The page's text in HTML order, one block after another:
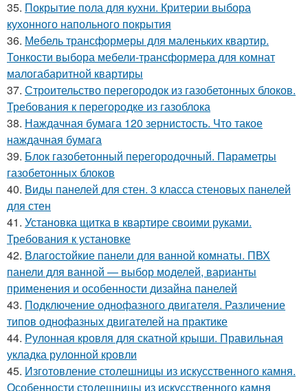
35. Покрытие пола для кухни. Критерии выбора
кухонного напольного покрытия
36. Мебель трансформеры для маленьких квартир.
Тонкости выбора мебели-трансформера для комнат
малогабаритной квартиры
37. Строительство перегородок из газобетонных блоков.
Требования к перегородке из газоблока
38. Наждачная бумага 120 зернистость. Что такое
наждачная бумага
39. Блок газобетонный перегородочный. Параметры
газобетонных блоков
40. Виды панелей для стен. 3 класса стеновых панелей
для стен
41. Установка щитка в квартире своими руками.
Требования к установке
42. Влагостойкие панели для ванной комнаты. ПВХ
панели для ванной — выбор моделей, варианты
применения и особенности дизайна панелей
43. Подключение однофазного двигателя. Различение
типов однофазных двигателей на практике
44. Рулонная кровля для скатной крыши. Правильная
укладка рулонной кровли
45. Изготовление столешницы из искусственного камня.
Особенности столешницы из искусственного камня